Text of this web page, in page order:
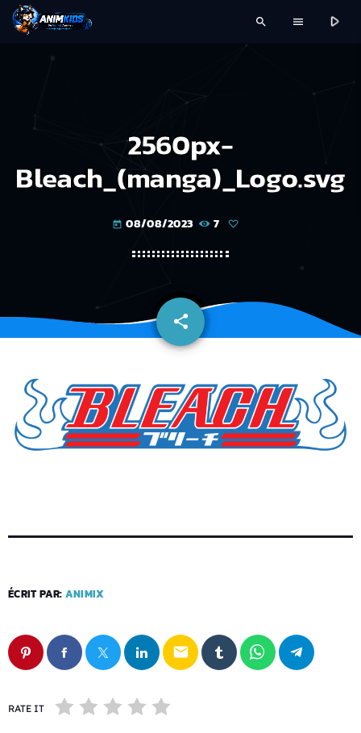
search menu play_arrow
2560px-
Bleach_(manga)_Logo.svg
today 08/08/2023 7
share
email
ÉCRIT PAR: ANIMIX
email
RATE IT